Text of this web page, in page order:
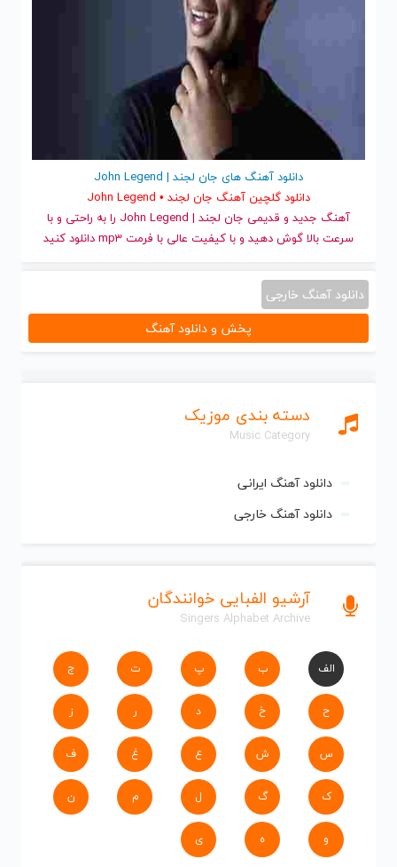
دسته بندی موزیک
Music Category
دانلود آهنگ ایرانی
دانلود آهنگ خارجی
آرشیو الفبایی خوانندگان
Singers Alphabet Archive
الف ب پ ت ج
ح خ د ر ز
س ش ع غ ف
ک گ ل م ن
و ه ی
دانلود آهنگ های جان لجند | John Legend
دانلود گلچین آهنگ جان لجند • John Legend
آهنگ جدید
و قدیمی جان لجند | John Legend را به راحتی و با
سرعت بالا گوش دهید و با کیفیت عالی با فرمت mp3 دانلود کنید
دانلود آهنگ خارجی
پخش و دانلود آهنگ